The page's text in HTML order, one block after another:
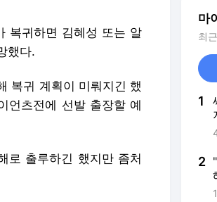
복귀하면 김혜성 또는 알
했다.
복귀 계획이 미뤄지긴 했
언츠전에 선발 출장할 예
로 출루하긴 했지만 좀처
마
최
1
2